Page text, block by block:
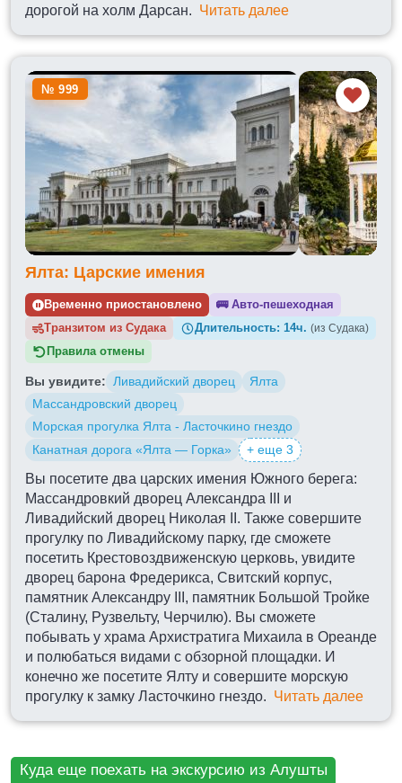
дорогой на холм Дарсан. Читать далее
№ 999
Ялта: Царские имения
Временно приостановлено 🚌Авто-пешеходная
Транзитом из
Длительность:14ч. (из Судака)
Правила отмены
Вы увидите: Ливадийский дворец
Ялта
Массандровский дворец
Морская прогулка Ялта - Ласточкино гнездо
Канатная дорога «Ялта — Горка»
+ еще 3
Вы посетите два царских имения Южного берега:
Массандровкий дворец Александра III и
Ливадийский дворец Николая II. Также совершите
прогулку по Ливадийскому парку, где сможете
посетить Крестовоздвиженскую церковь, увидите
дворец барона Фредерикса, Свитский корпус,
памятник Александру III, памятник Большой Тройке
(Сталину, Рузвельту, Черчилю). Вы сможете
побывать у храма Архистратига Михаила в Ореанде
и полюбаться видами с обзорной площадки. И
конечно же посетите Ялту и совершите морскую
прогулку к замку Ласточкино гнездо. Читать далее
Куда еще поехать на экскурсию из Алушты
ВОРОНЦОВСКИЙ ДВОРЕЦ